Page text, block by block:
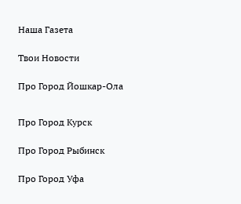
Наша Газета
Твои Новости
Про Город Йошкар-Ола
Про Город Курск
Про Город Рыбинск
Про Город Уфа